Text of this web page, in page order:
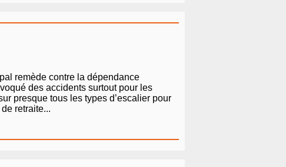
remède contre la dépendance
des accidents surtout pour les
presque tous les types d’escalier pour
retraite...